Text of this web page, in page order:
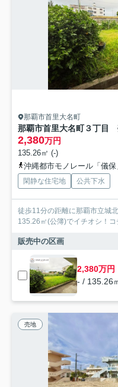
那覇市首里大名町
那覇市首里大名町３丁目
2,380万円
135.26㎡ (-)
沖縄都市モノレール「儀
閑静な住宅地 公共下水
徒歩11分の距離に那覇市立城
135.26㎡(公簿)でイチオシ！
販売中の区画
2,380万円
- / 135.26
売地